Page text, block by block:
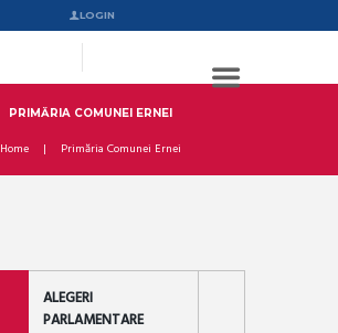
LOGIN
PRIMĂRIA COMUNEI ERNEI
Home Primăria Comunei Ernei
ALEGERI
PARLAMENTARE